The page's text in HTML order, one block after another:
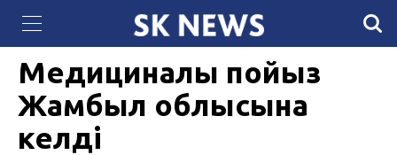
QazCloud расширил мощности дата-центра
для задач искусственного интеллекта
21 ҚАРАША 2023, 08:26 1815
Медициналық пойыз
Жамбыл облысына
келді